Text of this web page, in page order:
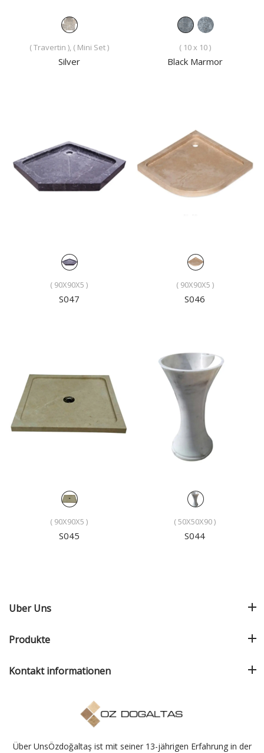
( Travertin ), ( Mini Set )
Silver
( 10 x 10 )
Black Marmor
( 90X90X5 )
S047
( 90X90X5 )
S046
( 90X90X5 )
S045
( 50X50X90 )
S044
Über UnsÖzdoğaltaş ist mit seiner 13-jährigen Erfahrung in der
Uber Uns
Produkte
Kontakt informationen